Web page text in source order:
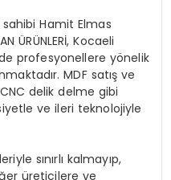
Hamit Elmas
ÜRÜNLERİ, Kocaeli
profesyonellere yönelik
MDF satış ve
delik delme gibi
ve ileri teknolojiyle
sınırlı kalmayıp,
üreticilere ve